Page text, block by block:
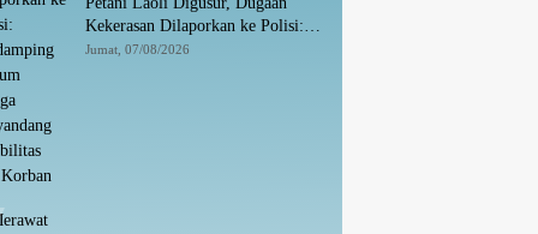
Kekerasan Dilaporkan ke Polisi:
Pendamping Hukum hingga
Jumat, 07/08/2026